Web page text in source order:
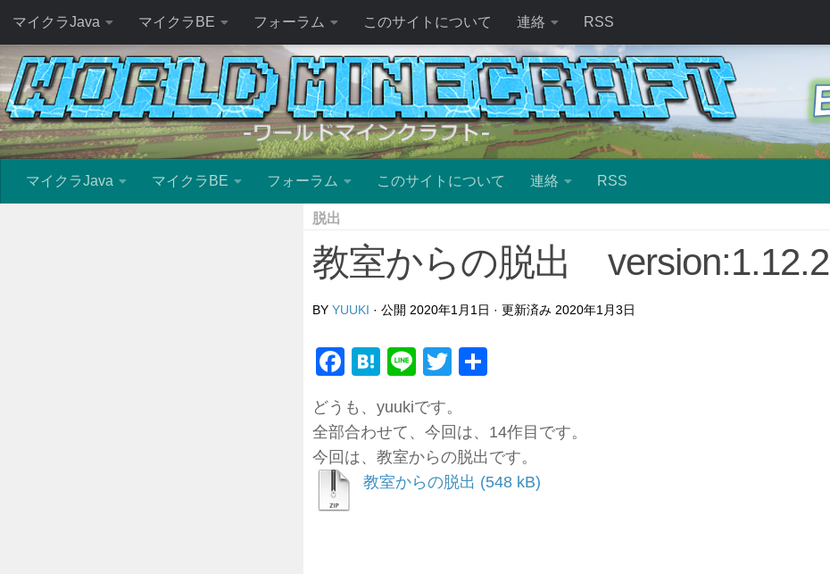
マイクラJava マイクラBE フォーラム このサイトについて 連絡 RSS
マイクラJava マイクラBE フォーラム このサイトについて 連絡 RSS
脱出
教室からの脱出 version:1.12.2
BY YUUKI · 公開 2020年1月1日 · 更新済み 2020年1月3日
Facebook
Hatena
LineTwitter
どうも、yuukiです。
全部合わせて、今回は、14作目です。
今回は、教室からの脱出です。
教室からの脱出